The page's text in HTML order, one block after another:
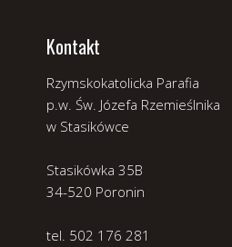
Kontakt
Rzymskokatolicka Parafia
p.w. Św. Józefa Rzemieślnika
w Stasikówce
Stasikówka 35B
34-520 Poronin
tel. 502 176 281